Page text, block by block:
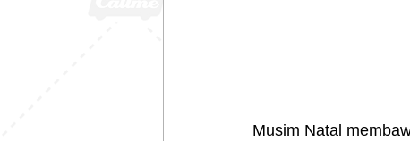
Musim Natal